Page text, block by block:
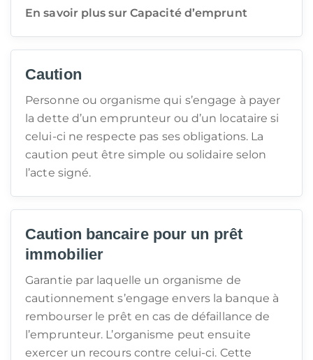
En savoir plus sur Capacité d’emprunt
Caution
Personne ou organisme qui s’engage à payer
la dette d’un emprunteur ou d’un locataire si
celui-ci ne respecte pas ses obligations. La
caution peut être simple ou solidaire selon
l’acte signé.
Caution bancaire pour un prêt
immobilier
Garantie par laquelle un organisme de
cautionnement s’engage envers la banque à
rembourser le prêt en cas de défaillance de
l’emprunteur. L’organisme peut ensuite
exercer un recours contre celui-ci. Cette